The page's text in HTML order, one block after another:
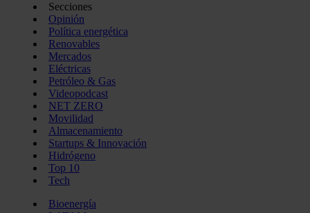
Secciones
Opinión
Política energética
Renovables
Mercados
Eléctricas
Petróleo & Gas
Videopodcast
NET ZERO
Movilidad
Almacenamiento
Startups & Innovación
Hidrógeno
Top 10
Tech
Bioenergía